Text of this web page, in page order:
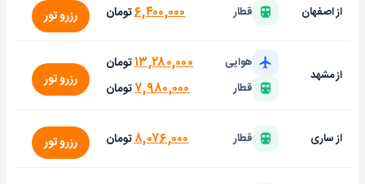
از اصفهان قطار ۶,۴۰۰,۰۰۰تومان رزرو تور
از مشهد
هوایی ۱۳,۲۸۰,۰۰۰تومان
قطار ۷,۹۸۰,۰۰۰تومان رزرو تور
از ساری قطار ۸,۰۷۶,۰۰۰تومان رزرو تور